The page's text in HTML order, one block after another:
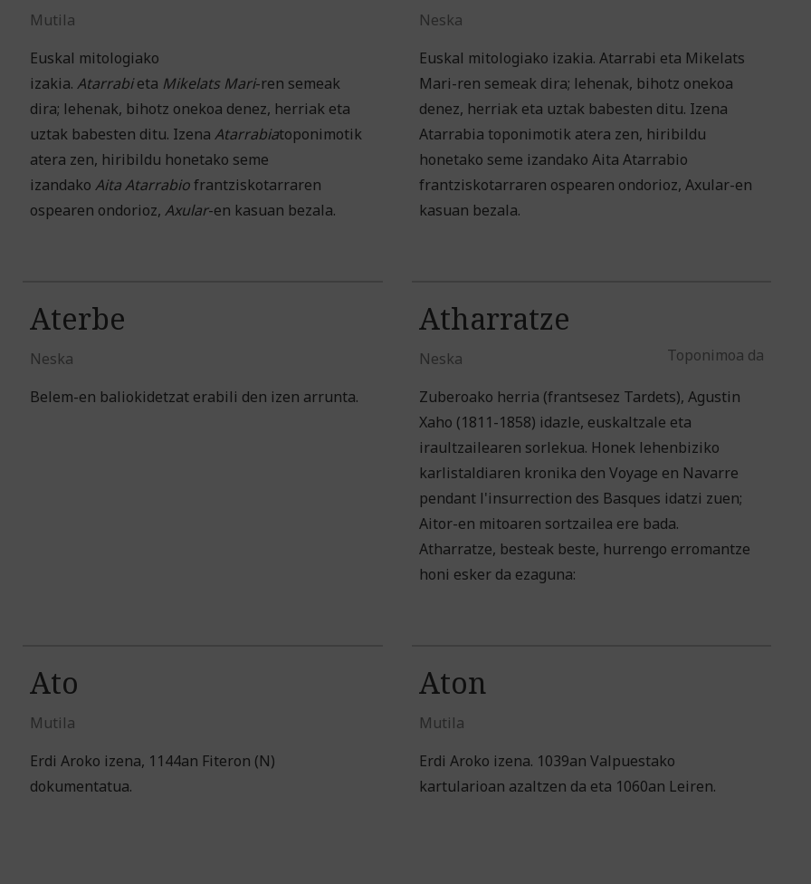
Mutila
Euskal mitologiako
izakia.Atarrabieta Mikelats Mari-ren semeak
dira; lehenak, bihotz onekoa denez, herriak eta
uztak babesten ditu. IzenaAtarrabiatoponimotik
atera zen, hiribildu honetako seme
izandakoAitaAtarrabiofrantziskotarraren
ospearen ondorioz,Axular-en kasuan bezala.
Neska
Euskal mitologiako izakia. Atarrabi eta Mikelats
Mari-ren semeak dira; lehenak, bihotz onekoa
denez, herriak eta uztak babesten ditu. Izena
Atarrabia toponimotik atera zen, hiribildu
honetako seme izandako Aita Atarrabio
frantziskotarraren ospearen ondorioz, Axular-en
kasuan bezala.
Aterbe
Neska
Belem-en baliokidetzat erabili den izen arrunta.
Atharratze
Neska Toponimoa da
Zuberoako herria (frantsesez Tardets), Agustin
Xaho (1811-1858) idazle, euskaltzale eta
iraultzailearen sorlekua. Honek lehenbiziko
karlistaldiaren kronika den Voyage en Navarre
pendant l'insurrection des Basques idatzi zuen;
Aitor-en mitoaren sortzailea ere bada.
Atharratze, besteak beste, hurrengo erromantze
honi esker da ezaguna:
Ato
Mutila
Erdi Aroko izena, 1144an Fiteron (N)
dokumentatua.
Aton
Mutila
Erdi Aroko izena. 1039an Valpuestako
kartularioan azaltzen da eta 1060an Leiren.